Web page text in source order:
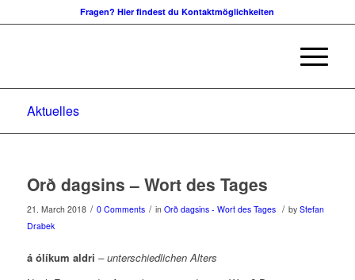
Fragen? Hier findest du Kontaktmöglichkeiten
Aktuelles
Orð dagsins – Wort des Tages
21. March 2018 / 0 Comments / in Orð dagsins - Wort des Tages / by Stefan
Drabek
á ólíkum aldri – unterschiedlichen Alters